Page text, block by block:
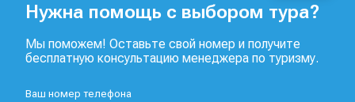
Нужна помощь с выбором тура?
Мы поможем! Оставьте свой номер и получите
бесплатную консультацию менеджера по туризму.
Ваш номер телефона